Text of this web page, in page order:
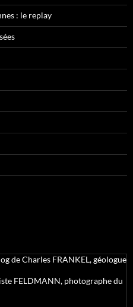
: le replay
de Charles FRANKEL, géologue
FELDMANN, photographe du